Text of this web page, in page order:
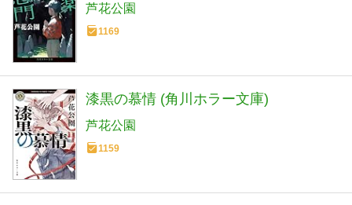
芦花公園
1169
漆黒の慕情 (角川ホラー文庫)
芦花公園
1159